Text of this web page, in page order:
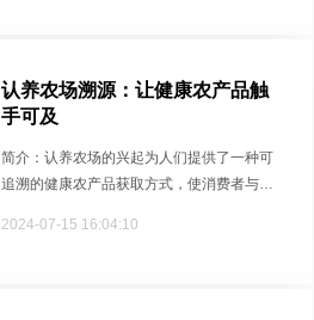
认养农场溯源：让健康农产品触
手可及
简介：认养农场的兴起为人们提供了一种可
追溯的健康农产品获取方式，使消费者与农
2024-07-15 16:04:10